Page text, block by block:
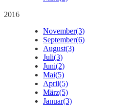
2016
November(3)
September(6)
August(3)
Juli(3)
Juni(2)
Mai(5)
April(5)
März(5)
Januar(3)